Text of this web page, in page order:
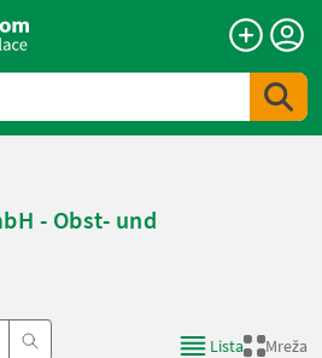
- Obst- und
Lista
Mreža